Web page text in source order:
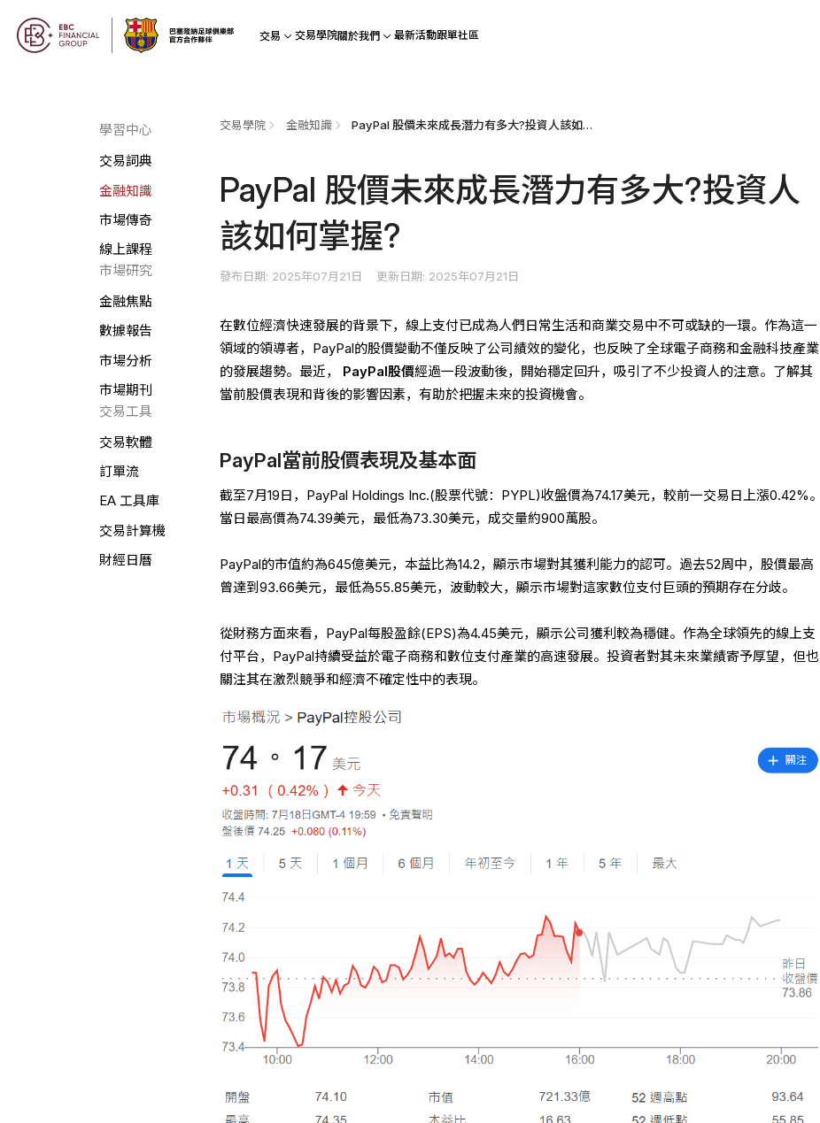
交易 交易學院關於我們 最新活動跟單社區
學習中心
交易詞典
金融知識
市場傳奇
線上課程
市場研究
金融焦點
數據報告
市場分析
市場期刊
交易工具
交易軟體
訂單流
EA 工具庫
交易計算機
財經日曆
交易學院 金融知識 PayPal 股價未來成長潛力有多大?投資人該如何掌握?
PayPal 股價未來成長潛力有多大?投資人
該如何掌握?
發布日期: 2025年07月21日 更新日期: 2025年07月21日
在數位經濟快速發展的背景下，線上支付已成為人們日常生活和商業交易中不可或缺的一環。作為這一
領域的領導者，PayPal的股價變動不僅反映了公司績效的變化，也反映了全球電子商務和金融科技產業
的發展趨勢。最近， PayPal股價經過一段波動後，開始穩定回升，吸引了不少投資人的注意。了解其
當前股價表現和背後的影響因素，有助於把握未來的投資機會。
PayPal當前股價表現及基本面
截至7月19日，PayPal Holdings Inc.(股票代號：PYPL)收盤價為74.17美元，較前一交易日上漲0.42%。
當日最高價為74.39美元，最低為73.30美元，成交量約900萬股。
PayPal的市值約為645億美元，本益比為14.2，顯示市場對其獲利能力的認可。過去52周中，股價最高
曾達到93.66美元，最低為55.85美元，波動較大，顯示市場對這家數位支付巨頭的預期存在分歧。
從財務方面來看，PayPal每股盈餘(EPS)為4.45美元，顯示公司獲利較為穩健。作為全球領先的線上支
付平台，PayPal持續受益於電子商務和數位支付產業的高速發展。投資者對其未來業績寄予厚望，但也
關注其在激烈競爭和經濟不確定性中的表現。